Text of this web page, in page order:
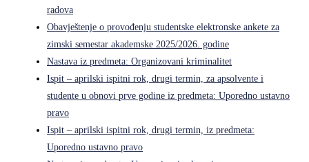
radova
Obavještenje o provođenju studentske elektronske ankete za
zimski semestar akademske 2025/2026. godine
Nastava iz predmeta: Organizovani kriminalitet
Ispit – aprilski ispitni rok, drugi termin, za apsolvente i
studente u obnovi prve godine iz predmeta: Uporedno ustavno
pravo
Ispit – aprilski ispitni rok, drugi termin, iz predmeta:
Uporedno ustavno pravo